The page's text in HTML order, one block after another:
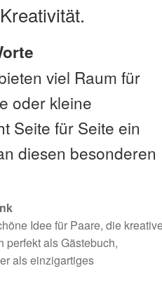
viel Raum für
oder kleine
Seite für Seite ein
diesen besonderen
Idee für Paare, die
perfekt als Gästebuch,
als einzigartiges